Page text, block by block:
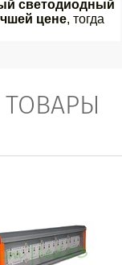
светодиодный
цене, тогда